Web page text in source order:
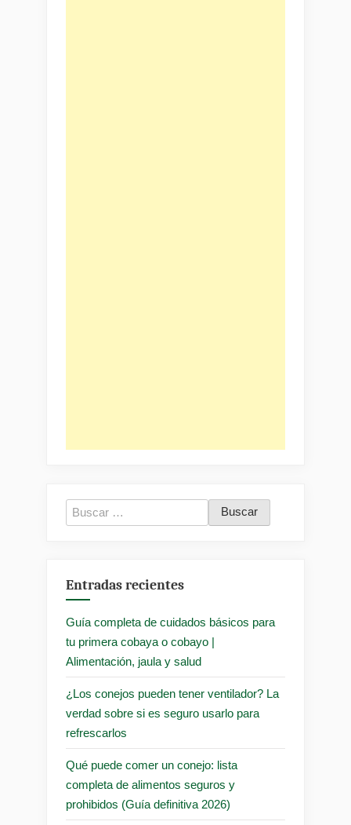
Buscar:
Entradas recientes
Guía completa de cuidados básicos para
tu primera cobaya o cobayo |
Alimentación, jaula y salud
¿Los conejos pueden tener ventilador? La
verdad sobre si es seguro usarlo para
refrescarlos
Qué puede comer un conejo: lista
completa de alimentos seguros y
prohibidos (Guía definitiva 2026)